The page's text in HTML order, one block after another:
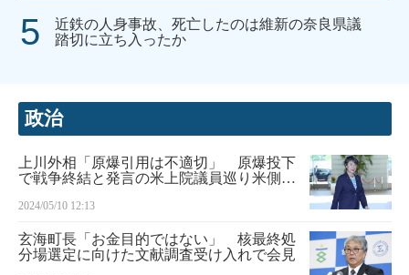
近鉄の人身事故、死亡したのは維新の奈良県議
踏切に立ち入ったか
政治
上川外相「原爆引用は不適切」 原爆投下
で戦争終結と発言の米上院議員巡り米側に
2024/05/10 12:13
玄海町長「お金目的ではない」 核最終処
分場選定に向けた文献調査受け入れで会見